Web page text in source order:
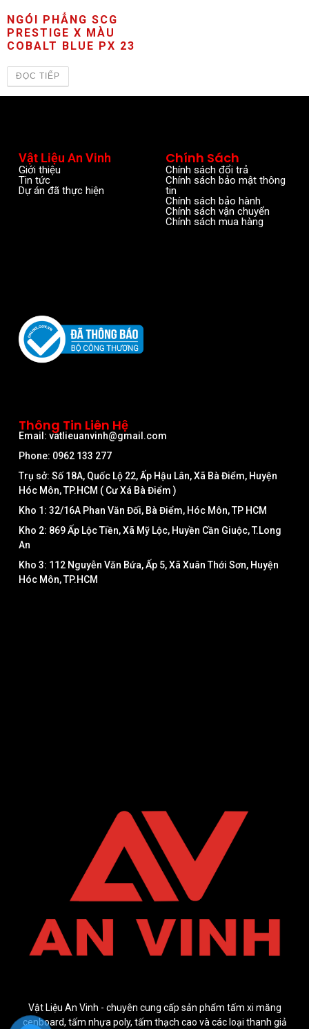
NGÓI PHẲNG SCG
PRESTIGE X MÀU
COBALT BLUE PX 23
ĐỌC TIẾP
Vật Liệu An Vinh - chuyên cung cấp sản phẩm tấm xi măng
cenboard, tấm nhựa poly, tấm thạch cao và các loại thanh giả
Vật Liệu An Vinh
Giới thiệu
Tin tức
Dự án đã thực hiện
Chính Sách
Chính sách đổi trả
Chính sách bảo mật thông
tin
Chính sách bảo hành
Chính sách vận chuyển
Chính sách mua hàng
Thông Tin Liên Hệ
Email: vatlieuanvinh@gmail.com
Phone: 0962 133 277
Trụ sở: Số 18A, Quốc Lộ 22, Ấp Hậu Lân, Xã Bà Điểm, Huyện
Hóc Môn, TP.HCM ( Cư Xá Bà Điểm )
Kho 1: 32/16A Phan Văn Đối, Bà Điểm, Hóc Môn, TP HCM
Kho 2: 869 Ấp Lộc Tiền, Xã Mỹ Lộc, Huyền Cần Giuộc, T.Long
An
Kho 3: 112 Nguyễn Văn Bứa, Ấp 5, Xã Xuân Thới Sơn, Huyện
Hóc Môn, TP.HCM